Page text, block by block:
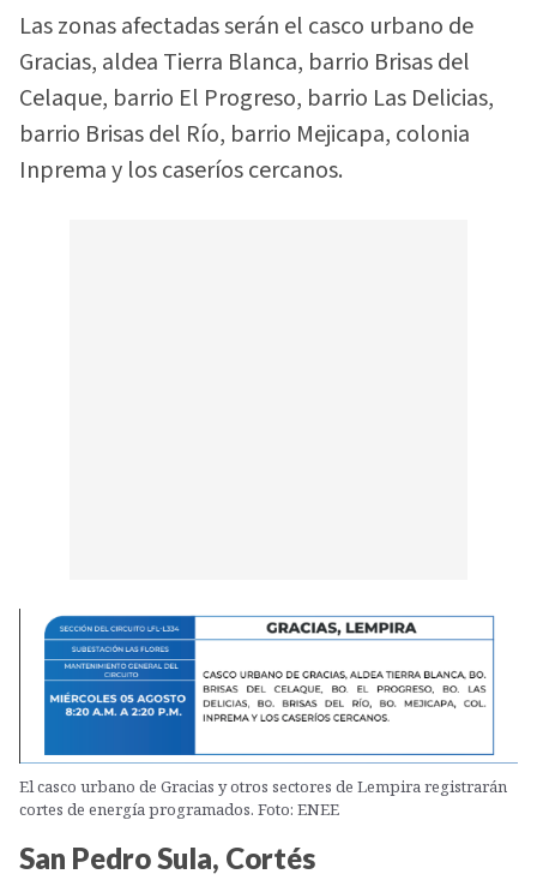
Las zonas afectadas serán el casco urbano de
Gracias, aldea Tierra Blanca, barrio Brisas del
Celaque, barrio El Progreso, barrio Las Delicias,
barrio Brisas del Río, barrio Mejicapa, colonia
Inprema y los caseríos cercanos.
El casco urbano de Gracias y otros sectores de Lempira registrarán
cortes de energía programados. Foto: ENEE
San Pedro Sula, Cortés